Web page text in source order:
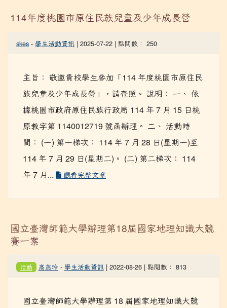
114年度桃園市原住民族兒童及少年成長營
skes 學生活動資訊 | 2025-07-22 | 點閱數： 250
主旨： 敬邀貴校學生參加「114 年度桃園市原住民
族兒童及少年成長營」，請查照。 說明： 一、 依
據桃園市政府原住民族行政局 114 年 7 月 15 日桃
原教字第 1140012719 號函辦理。 二、 活動時
間： (一) 第一梯次： 114 年 7 月 28 日(星期一)至
114 年 7 月 29 日(星期二)。 (二) 第二梯次： 114
年 7 月...
觀看完整文章
國立臺灣師範大學辦理第18屆國家地理知識大競
賽一案
活動 高燕玲-學生活動資訊| 2022-08-26 | 點閱數： 813